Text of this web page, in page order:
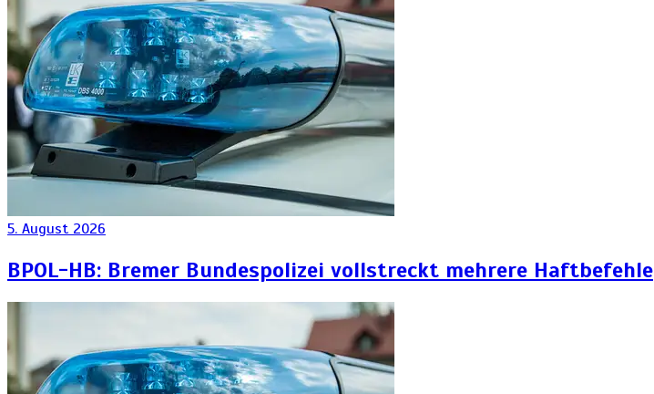
5. August 2026
BPOL-HB: Bremer Bundespolizei vollstreckt mehrere Haftbefehle